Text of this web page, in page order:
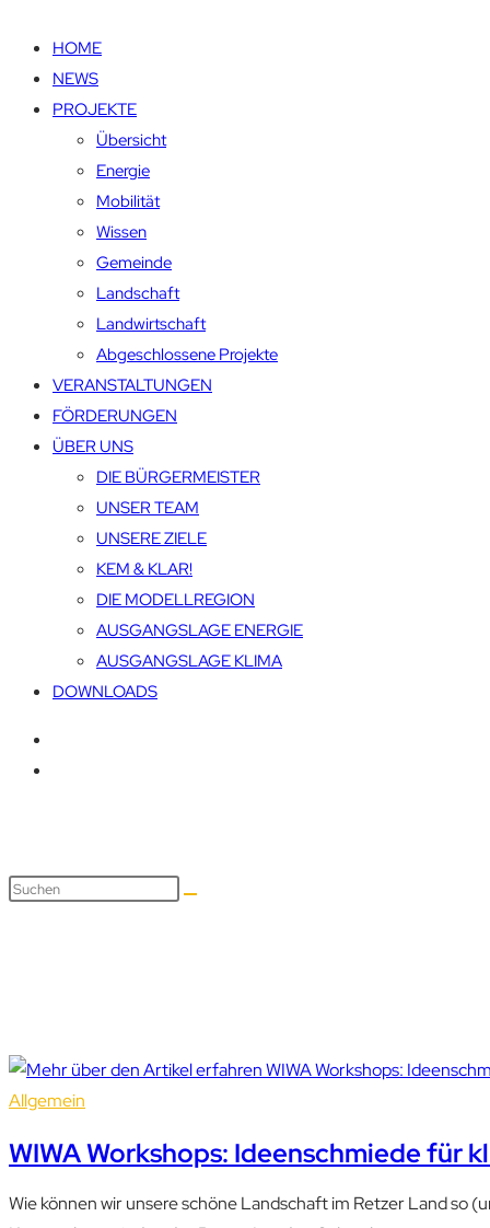
HOME
NEWS
PROJEKTE
Übersicht
Energie
Mobilität
Wissen
Gemeinde
Landschaft
Landwirtschaft
Abgeschlossene Projekte
VERANSTALTUNGEN
FÖRDERUNGEN
ÜBER UNS
DIE BÜRGERMEISTER
UNSER TEAM
UNSERE ZIELE
KEM & KLAR!
DIE MODELLREGION
AUSGANGSLAGE ENERGIE
AUSGANGSLAGE KLIMA
DOWNLOADS
Allgemein
WIWA Workshops: Ideenschmiede für
Wie können wir unsere schöne Landschaft im Retzer Land so